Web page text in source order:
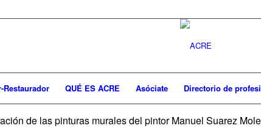
Restaurador QUÉ ES ACRE Asóciate Directorio de
de las pinturas murales del pintor Manuel Suarez